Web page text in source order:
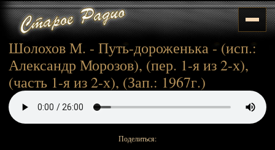
Шолохов М. - Путь-дороженька - (исп.:
Александр Морозов), (пер. 1-я из 2-х),
(часть 1-я из 2-х), (Зап.: 1967г.)
Поделиться: